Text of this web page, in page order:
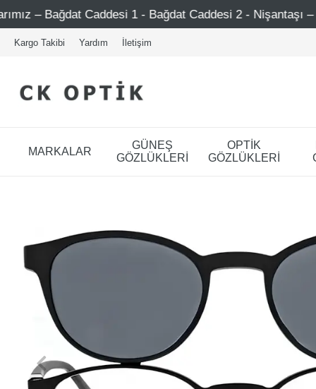
Caddesi 1 - Bağdat Caddesi 2 - Nişantaşı – Etiler –
Kargo Takibi Yardım İletişim
MARKALAR
GÜNEŞ
GÖZLÜKLERİ
OPTİK
GÖZLÜKLERİ